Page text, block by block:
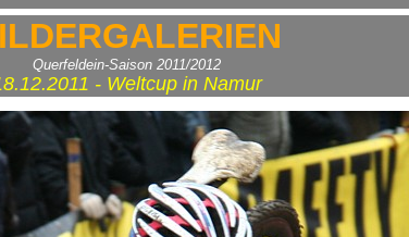
Querfeldein-Saison 2011/2012
- Weltcup in Namur